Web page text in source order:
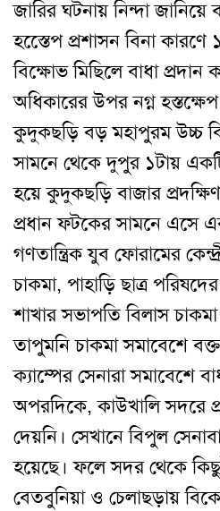
জারির ঘটনায় নিন্দা জানিয়ে
হস্তেেপ প্রশাসন বিনা
বিক্ষোভ মিছিলে বাধা প্রদান
অধিকারের উপর নগ্ন
কুদুকছড়ি বড় মহাপুরম উচ্চ
সামনে থেকে দুপুর ১টায়
হয়ে কুদুকছড়ি বাজার
প্রধান ফটকের সামনে এসে
গণতান্ত্রিক যুব ফোরামের
চাকমা, পাহাড়ি ছাত্র
শাখার সভাপতি বিলাস
তাপুমনি চাকমা সমাবেশে
ক্যাম্পের সেনারা সমাবেশে
অপরদিকে,কাউখালি সদরে
দেয়নি। সেখানে বিপুল
হয়েছে।ফলে সদর থেকে
বেতবুনিয়া ও চেলাছড়ায়